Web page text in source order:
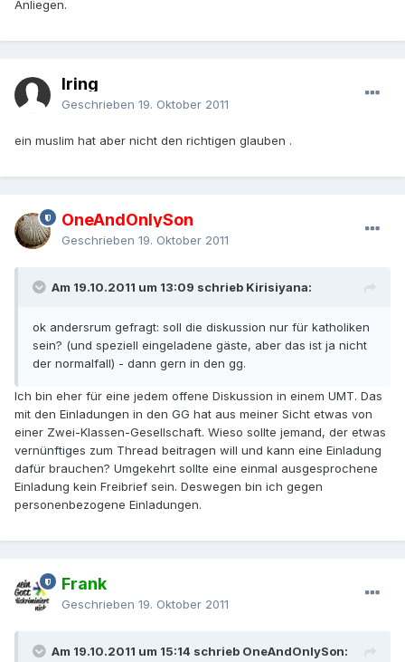
Anliegen.
Iring
Geschrieben 19. Oktober 2011
ein muslim hat aber nicht den richtigen glauben .
OneAndOnlySon
Geschrieben 19. Oktober 2011
Am 19.10.2011 um 13:09 schrieb Kirisiyana:
ok andersrum gefragt: soll die diskussion nur für katholiken
sein? (und speziell eingeladene gäste, aber das ist ja nicht
der normalfall) - dann gern in den gg.
Ich bin eher für eine jedem offene Diskussion in einem UMT. Das
mit den Einladungen in den GG hat aus meiner Sicht etwas von
einer Zwei-Klassen-Gesellschaft. Wieso sollte jemand, der etwas
vernünftiges zum Thread beitragen will und kann eine Einladung
dafür brauchen? Umgekehrt sollte eine einmal ausgesprochene
Einladung kein Freibrief sein. Deswegen bin ich gegen
personenbezogene Einladungen.
Frank
Geschrieben 19. Oktober 2011
Am 19.10.2011 um 15:14 schrieb OneAndOnlySon: